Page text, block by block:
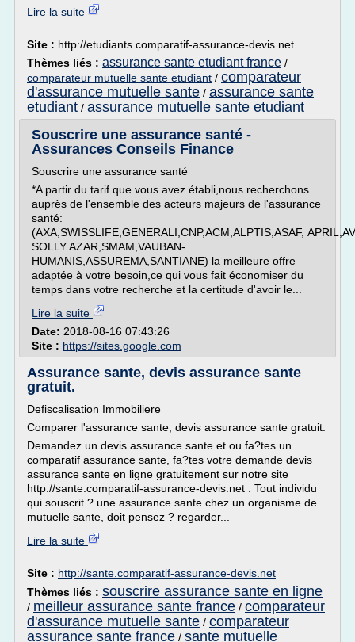
Lire la suite
Site : http://etudiants.comparatif-assurance-devis.net
Thèmes liés : assurance sante etudiant france /
comparateur mutuelle sante etudiant / comparateur
d'assurance mutuelle sante / assurance sante
etudiant / assurance mutuelle sante etudiant
Souscrire une assurance santé -
Assurances Conseils Finance
Souscrire une assurance santé
*A partir du tarif que vous avez établi,nous recherchons
auprès de l'ensemble des acteurs majeurs de l'assurance
santé:
(AXA,SWISSLIFE,GENERALI,CNP,ACM,ALPTIS,ASAF,
SOLLY AZAR,SMAM,VAUBAN-
HUMANIS,ASSUREMA,SANTIANE) la meilleure offre
adaptée à votre besoin,ce qui vous fait économiser du
temps dans votre recherche et la certitude d'avoir le...
Lire la suite
Date: 2018-08-16 07:43:26
Site : https://sites.google.com
Assurance sante, devis assurance sante
gratuit.
Defiscalisation Immobiliere
Comparer l'assurance sante, devis assurance sante gratuit.
Demandez un devis assurance sante et ou fa?tes un
comparatif assurance sante, fa?tes votre demande devis
assurance sante en ligne gratuitement sur notre site
http://sante.comparatif-assurance-devis.net . Tout individu
qui souscrit ? une assurance sante chez un organisme de
mutuelle sante, doit pensez ? regarder...
Lire la suite
Site : http://sante.comparatif-assurance-devis.net
Thèmes liés : souscrire assurance sante en ligne
/ meilleur assurance sante france / comparateur
d'assurance mutuelle sante / comparateur
assurance sante france / sante mutuelle